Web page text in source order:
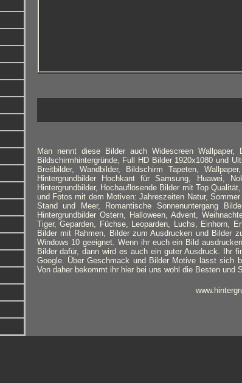
Man nennt diese Bilder auch Widescreen Wallpaper,
Bildschirmhintergründe, Full HD Bilder 1920x1080 und
Breitbilder, Wandbilder, Bildschirm Tapeten,
Hintergrundbilder Hochkant für Samsung, Huawei,
Hintergrundbilder, Hochauflösende Bilder mit Top
und Fotos mit dem Motiven: Jahreszeiten Natur,
Stand und Meer, Romantische Sonnenuntergang
Hintergrundbilder Ostern, Halloween, Advent,
Tiger, Geparden, Füchse, Leoparden, Luchs, Einhorn,
Bilder mit Rahmen, Bilder zum Ausdrucken und Bilder
Windows 10 geeignet. Wenn ihr euch ein Bild
Bilder dafür, dann wird es auch ein guter Ausdruck. Ihr
Google. Über Geschmack und Bilder Motive lässt sich
Von daher bekommt ihr hier bei uns wohl die Besten und